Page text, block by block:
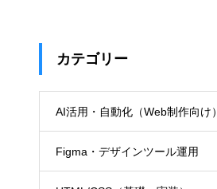
カテゴリー
AI活用・自動化（Web制作向け）
Figma・デザインツール運用